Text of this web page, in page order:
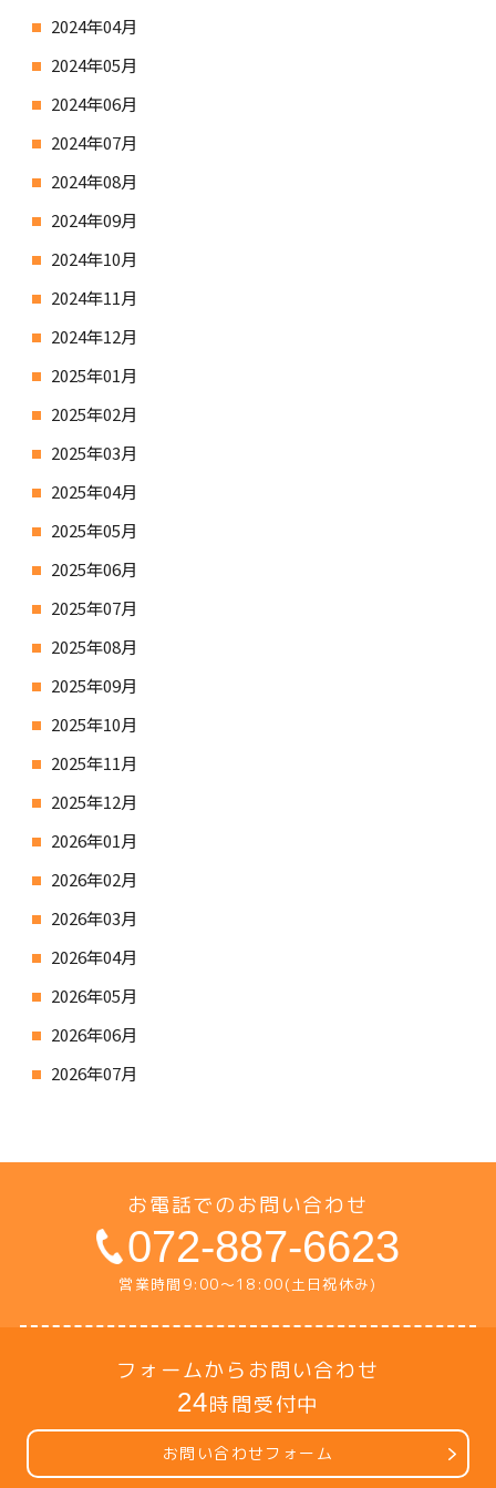
2024年04月
2024年05月
2024年06月
2024年07月
2024年08月
2024年09月
2024年10月
2024年11月
2024年12月
2025年01月
2025年02月
2025年03月
2025年04月
2025年05月
2025年06月
2025年07月
2025年08月
2025年09月
2025年10月
2025年11月
2025年12月
2026年01月
2026年02月
2026年03月
2026年04月
2026年05月
2026年06月
2026年07月
お電話でのお問い合わせ
072-887-6623
営業時間9:00〜18:00(土日祝休み)
フォームからお問い合わせ
24時間受付中
お問い合わせフォーム